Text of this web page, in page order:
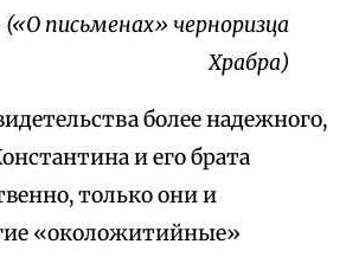
письменах» черноризца
Храбра)
более надежного,
и его брата
только они и
«околожитийные»